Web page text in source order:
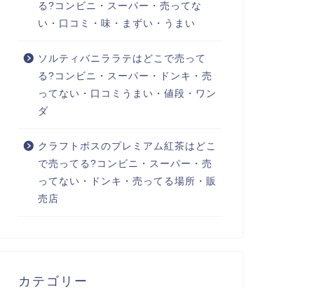
る?コンビニ・スーパー・売ってな
い・口コミ・味・まずい・うまい
ソルティバニララテはどこで売って
る?コンビニ・スーパー・ドンキ・売
ってない・口コミうまい・値段・ワン
ダ
クラフトボスのプレミアム紅茶はどこ
で売ってる?コンビニ・スーパー・売
ってない・ドンキ・売ってる場所・販
売店
カテゴリー